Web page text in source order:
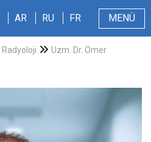
EN AR RU FR
Radyoloji
Uzm. Dr. Ömer
AR RU FR MENÜ